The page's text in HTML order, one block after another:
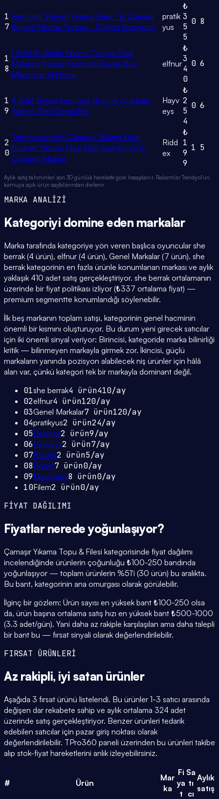
1
7
Fermuarlı Sütyen Yıkama Filesi - İç Çamaşır
Sütyen Yıkama Torbası - Sütyen Koruyucu
pratik
yus
₺
3
5
5
0 8
1
8
1 Adet Ayakkabı Yıkama Çantası Özel
Makarna Kumaş Fermuarlı Büyük Boy
Mikrofiber Gri Renk
elfnur
₺
3
4
0
0 6
1
9
4 Adet Beyaz Fermuarlı Bölmeli Ayakkabı
Yıkama Filesi Torba File
Hayv
eys
₺
2
5
4
0 6
2
0
Tam Korumalı Iç Çamaşırı Yıkama Filesi
Südyen Yıkama Filesi Fileli Südyen Ve Iç
Çamaşırı Yıkama
Ridd
ex
₺
1
9
9
1 5
Aylık satış tahminleri son 30 günlük harekete göre hesaplanır. Rakamlar Trendyol'un
kamuya açık ürün sayfalarından derlenir.
MARKA ANALİZİ
Kategoriyi domine eden markalar
Marka tarafında kategoriye yön veren başlıca oyuncular she
berrak (4 ürün), elfnur (4 ürün), Genel Markalar (7 ürün). she
berrak kategorinin en fazla ürünle konumlanan markası ve aylık
yaklaşık 410 adet satış gerçekleştiriyor. she berrak ortalamanın
üzerinde bir fiyat politikası izliyor (₺337 ortalama fiyat) —
premium segmentte konumlandığı söylenebilir.
İlk beş markanın toplam satışı, kategorinin genel hacminin
önemli bir kısmını oluşturuyor. Bu durum yeni girecek satıcılar
için iki önemli sinyal veriyor: Birincisi, kategoride marka bilinirliği
kritik — bilinmeyen markayla girmek zor. İkincisi, güçlü
markaların yanında pozisyon alabilecek niş ürünler için hâlâ
alan var, çünkü kategori tek bir markayla dominant değil.
01she berrak4 ürün410/ay
02elfnur4 ürün120/ay
03Genel Markalar7ürün120/ay
04pratikyus2 ürün24/ay
05Porsima2 ürün9/ay
06Hayveys2 ürün7/ay
07Riddex2 ürün5/ay
08Home7ürün0/ay
09Magiclady8 ürün0/ay
10Filem2 ürün0/ay
FİYAT DAĞILIMI
Fiyatlar nerede yoğunlaşıyor?
Çamaşır Yıkama Topu & Filesi kategorisinde fiyat dağılımı
incelendiğinde ürünlerin çoğunluğu ₺100-250 bandında
yoğunlaşıyor — toplam ürünlerin %51'i (30 ürün) bu aralıkta.
Bu bant, kategorinin ana omurgası olarak görülebilir.
İlginç bir gözlem: Ürün sayısı en yüksek bant ₺100-250 olsa
da, ürün başına ortalama satış hızı en yüksek bant ₺500-1000
(3.3 adet/gün). Yani daha az rakiple karşılaşılan ama daha talepli
bir bant bu — fırsat sinyali olarak değerlendirilebilir.
FIRSAT ÜRÜNLERİ
Az rakipli, iyi satan ürünler
Aşağıda 3 fırsat ürünü listelendi. Bu ürünler 1-3 satıcı arasında
değişen dar rekabete sahip ve aylık ortalama 324 adet
üzerinde satış gerçekleştiriyor. Benzer ürünleri tedarik
edebilen satıcılar için pazar giriş noktası olarak
değerlendirilebilir. TPro360 paneli üzerinden bu ürünleri takibe
alıp stok-fiyat hareketlerini anlık izleyebilirsiniz.
# Ürün
Mar
ka
Fi
ya
t
Sa
tı
cı
Aylık
satış